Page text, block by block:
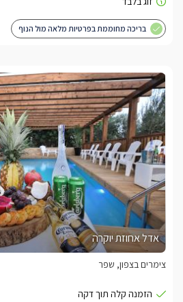
בריכה מחוממת בפרטיות מלאה מול הנוף
אדל אחוזת יוקרה
צימרים בצפון, שפר